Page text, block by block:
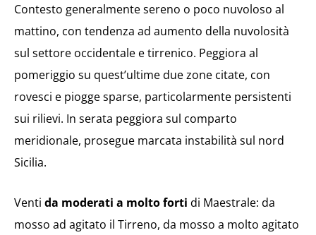
Contesto generalmente sereno o poco nuvoloso al
mattino, con tendenza ad aumento della nuvolosità
sul settore occidentale e tirrenico. Peggiora al
pomeriggio su quest’ultime due zone citate, con
rovesci e piogge sparse, particolarmente persistenti
sui rilievi. In serata peggiora sul comparto
meridionale, prosegue marcata instabilità sul nord
Sicilia.
Venti da moderati a molto forti di Maestrale: da
mosso ad agitato il Tirreno, da mosso a molto agitato